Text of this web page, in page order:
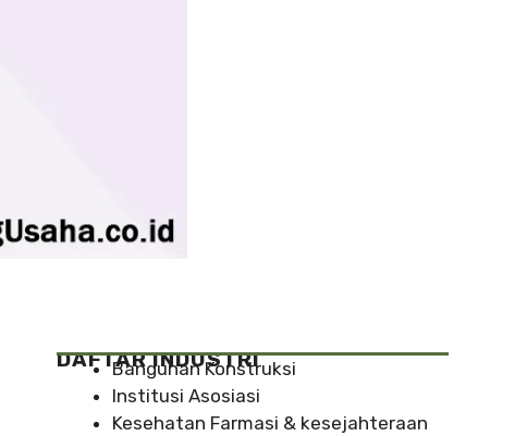
DAFTAR INDUSTRI
Bangunan Konstruksi
Institusi Asosiasi
Kesehatan Farmasi & kesejahteraan